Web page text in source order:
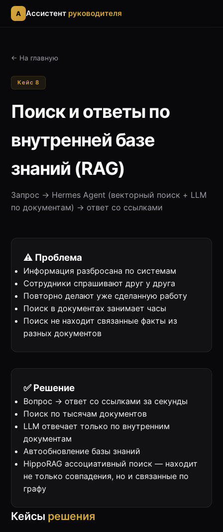
A Ассистент руководителя
← На главную
Кейс 8
Поиск и ответы по
внутренней базе
знаний (RAG)
Запрос → Hermes Agent (векторный поиск + LLM
по документам) → ответ со ссылками
⚠️ Проблема
Информация разбросана по системам
Сотрудники спрашивают друг у друга
Повторно делают уже сделанную работу
Поиск в документах занимает часы
Поиск не находит связанные факты из
разных документов
✅ Решение
Вопрос → ответ со ссылками за секунды
Поиск по тысячам документов
LLM отвечает только по внутренним
документам
Автообновление базы знаний
HippoRAG ассоциативный поиск — находит
не только совпадения, но и связанные по
графу
Кейсы решения